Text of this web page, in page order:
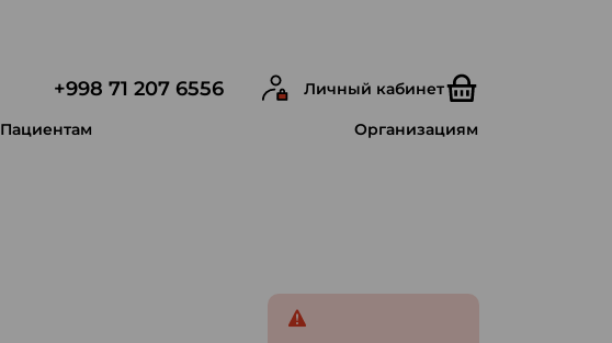
+998 71 207 6556 Личный кабинет
Пациентам Организациям